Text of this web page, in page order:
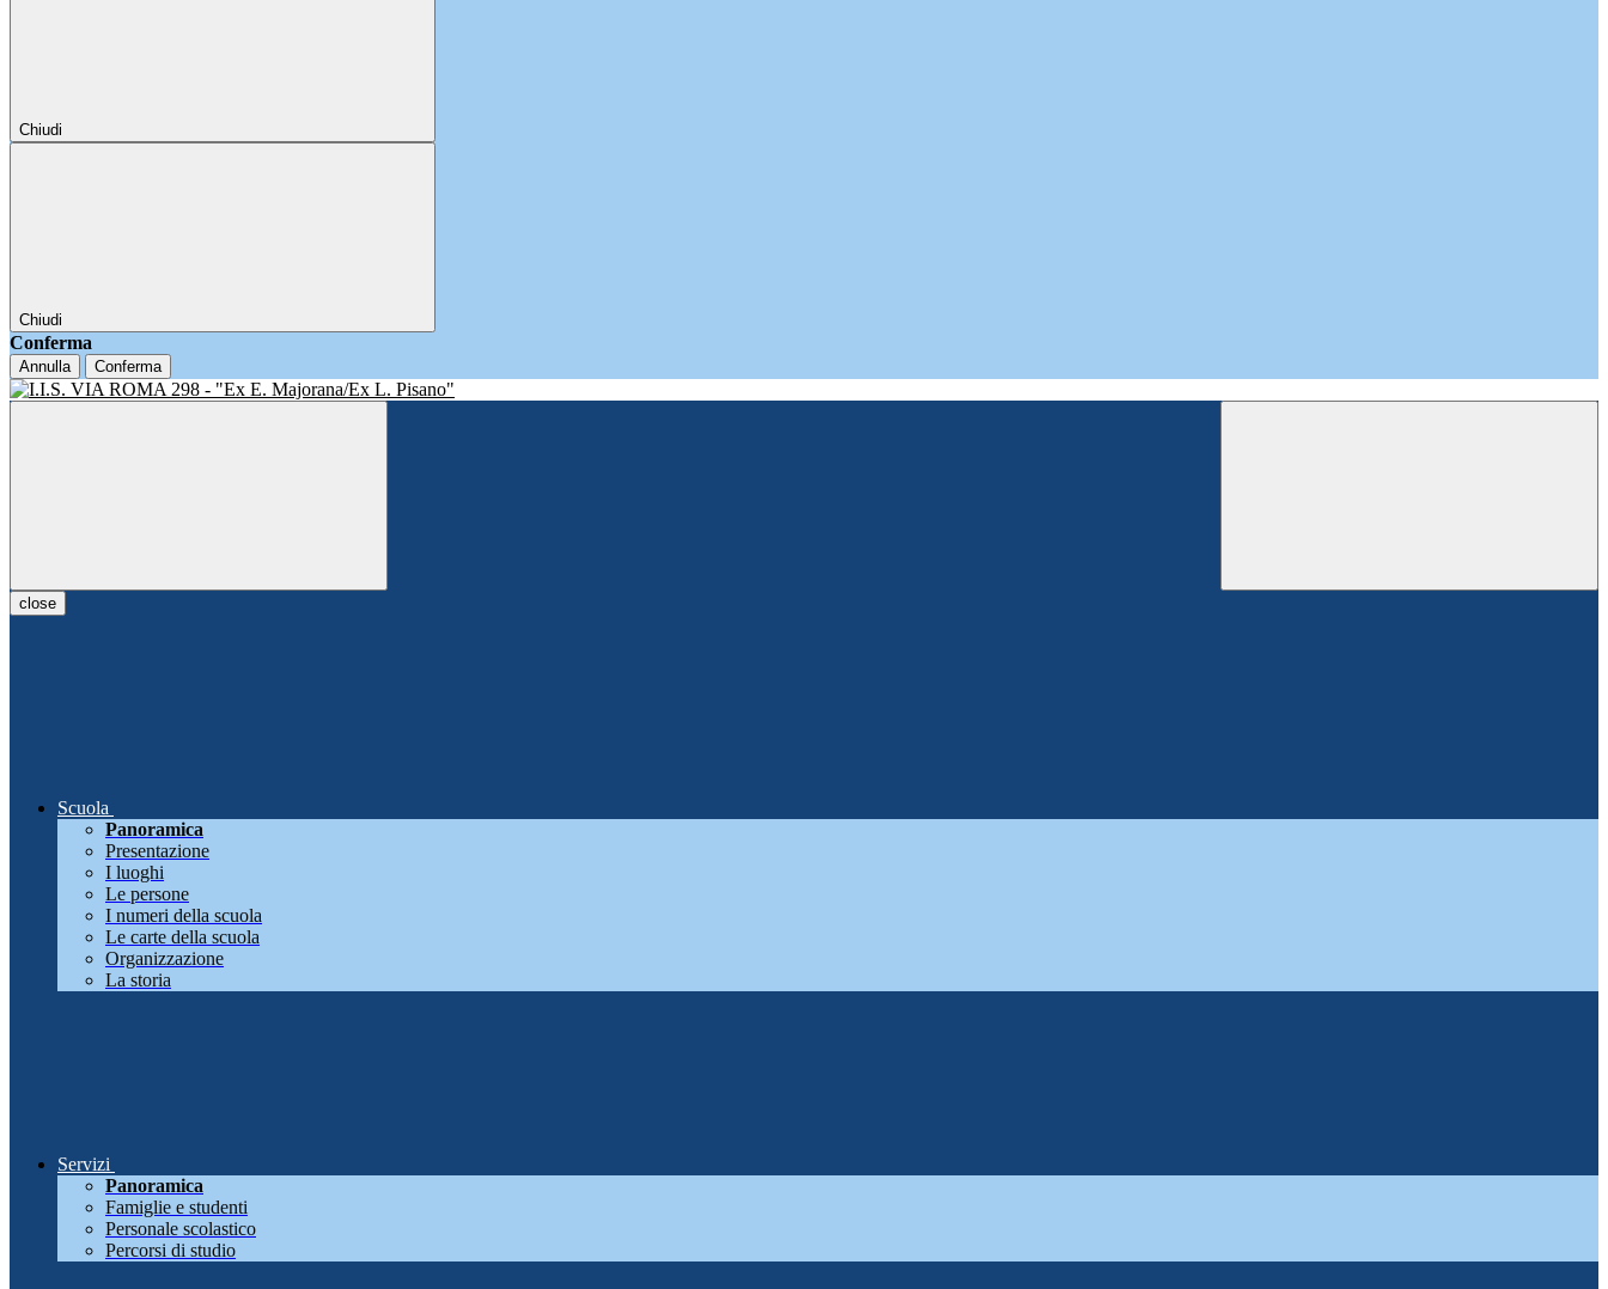
Chiudi
Chiudi
Conferma
Annulla Conferma
close
Scuola
Panoramica
Presentazione
I luoghi
Le persone
I numeri della scuola
Le carte della scuola
Organizzazione
La storia
Servizi
Panoramica
Famiglie e studenti
Personale scolastico
Percorsi di studio